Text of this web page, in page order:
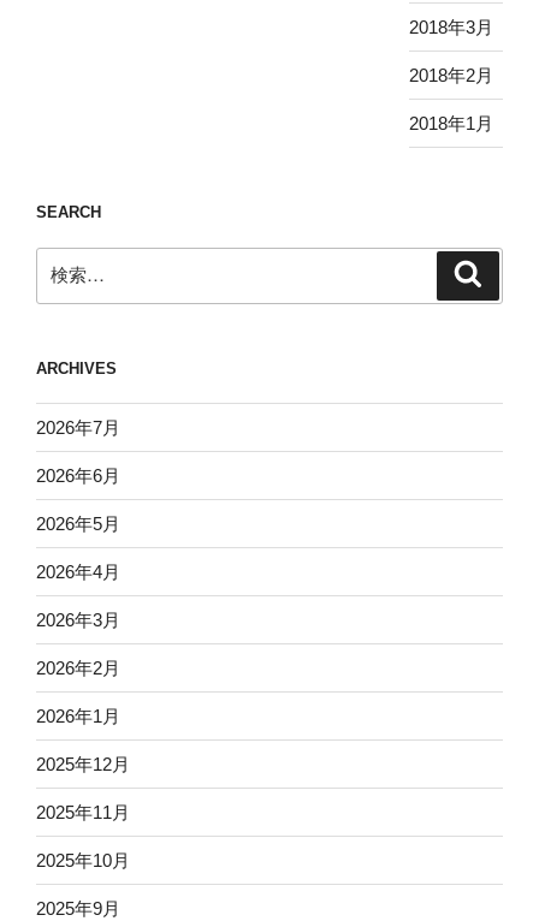
2018年3月
2018年2月
2018年1月
SEARCH
索:
ARCHIVES
2026年7月
2026年6月
2026年5月
2026年4月
2026年3月
2026年2月
2026年1月
2025年12月
2025年11月
2025年10月
2025年9月